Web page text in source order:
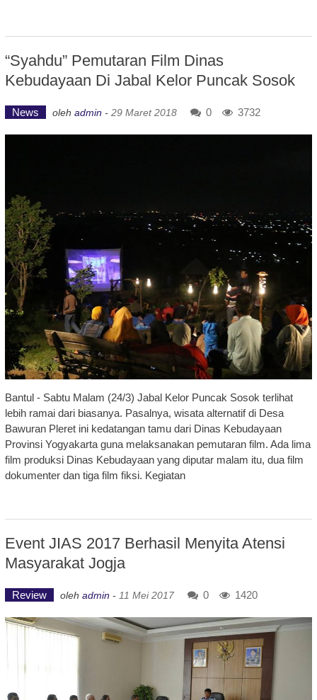
“Syahdu” Pemutaran Film Dinas
Kebudayaan Di Jabal Kelor Puncak Sosok
News oleh admin - 29 Maret 2018 0 3732
Bantul - Sabtu Malam (24/3) Jabal Kelor Puncak Sosok terlihat
lebih ramai dari biasanya. Pasalnya, wisata alternatif di Desa
Bawuran Pleret ini kedatangan tamu dari Dinas Kebudayaan
Provinsi Yogyakarta guna melaksanakan pemutaran film. Ada lima
film produksi Dinas Kebudayaan yang diputar malam itu, dua film
dokumenter dan tiga film fiksi. Kegiatan
Event JIAS 2017 Berhasil Menyita Atensi
Masyarakat Jogja
Review oleh admin - 11 Mei 2017 0 1420